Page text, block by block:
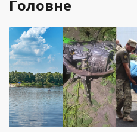
Головне